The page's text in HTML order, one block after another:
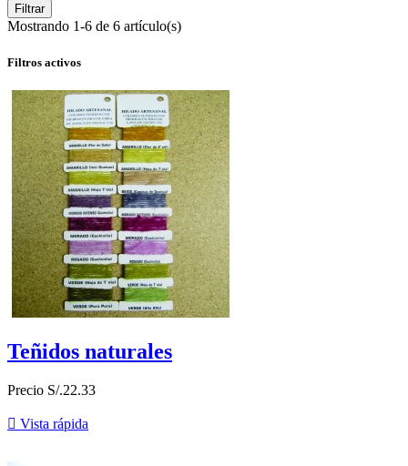
Filtrar
Mostrando 1-6 de 6 artículo(s)
Filtros activos
Teñidos naturales
Precio S/.22.33
 Vista rápida